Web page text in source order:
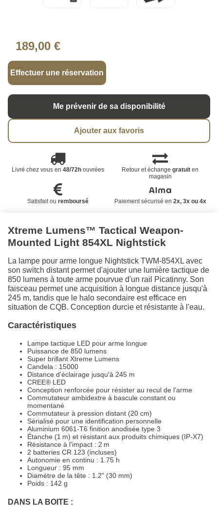
189,00 €
Effectuer une réservation
Me prévenir de sa disponibilité
Ajouter aux favoris
Livré chez vous en 48/72houvrées Retour et échangegratuit en
magasin
Satisfait ou remboursé Paiement sécurisé en 2x, 3x ou 4x
Xtreme Lumens™ Tactical Weapon-
Mounted Light 854XL Nightstick
La lampe pour arme longue Nightstick TWM-854XL avec
son switch distant permet d'ajouter une lumière tactique de
850 lumens à toute arme pourvue d'un rail Picatinny. Son
faisceau permet une acquisition à longue distance jusqu'à
245 m, tandis que le halo secondaire est efficace en
situation de CQB. Conception durcie et résistante à l'eau.
Caractéristiques
Lampe tactique LED pour arme longue
Puissance de 850 lumens
Super brillant Xtreme Lumens
Candela : 15000
Distance d'éclairage jusqu'à 245 m
CREE® LED
Conception renforcée pour résister au recul de l'arme
Commutateur ambidextre à bascule constant ou
momentané
Commutateur à pression distant (20 cm)
Sérialisé pour une identification personnelle
Aluminium 6061-T6 finition anodisée type 3
Étanche (1 m) et résistant aux produits chimiques (IP-X7)
Résistance à l'impact : 2 m
2 batteries CR 123 (incluses)
Autonomie en continu : 1.75 h
Longueur : 95 mm
Diamètre de la tête : 1.2" (30 mm)
Poids : 142 g
DANS LA BOITE :